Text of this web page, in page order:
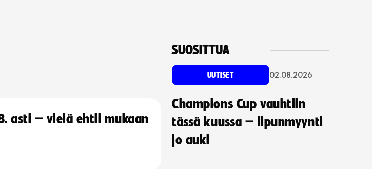
asti – vielä ehtii mukaan
SUOSITTUA
UUTISET 02.08.2026
Champions Cup vauhtiin
tässä kuussa – lipunmyynti
jo auki